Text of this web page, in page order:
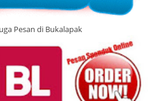
Pesan di Bukalapak